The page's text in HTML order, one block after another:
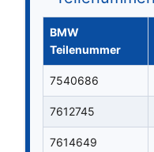
BMW
Teilenummer
7540686
7612745
7614649